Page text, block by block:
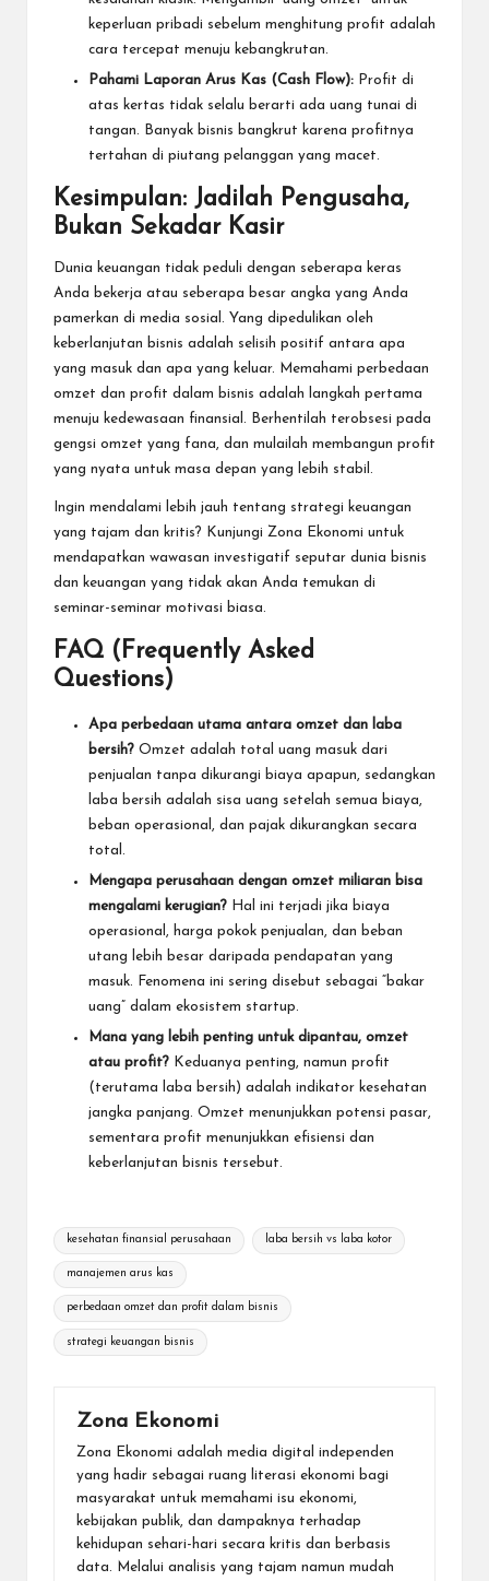
keperluan pribadi sebelum menghitung profit adalah
cara tercepat menuju kebangkrutan.
Pahami Laporan Arus Kas (Cash Flow): Profit di
atas kertas tidak selalu berarti ada uang tunai di
tangan. Banyak bisnis bangkrut karena profitnya
tertahan di piutang pelanggan yang macet.
Kesimpulan: Jadilah Pengusaha,
Bukan Sekadar Kasir
Dunia keuangan tidak peduli dengan seberapa keras
Anda bekerja atau seberapa besar angka yang Anda
pamerkan di media sosial. Yang dipedulikan oleh
keberlanjutan bisnis adalah selisih positif antara apa
yang masuk dan apa yang keluar. Memahami perbedaan
omzet dan profit dalam bisnis adalah langkah pertama
menuju kedewasaan finansial. Berhentilah terobsesi pada
gengsi omzet yang fana, dan mulailah membangun profit
yang nyata untuk masa depan yang lebih stabil.
Ingin mendalami lebih jauh tentang strategi keuangan
yang tajam dan kritis? Kunjungi Zona Ekonomi untuk
mendapatkan wawasan investigatif seputar dunia bisnis
dan keuangan yang tidak akan Anda temukan di
seminar-seminar motivasi biasa.
FAQ (Frequently Asked
Questions)
Apa perbedaan utama antara omzet dan laba
bersih? Omzet adalah total uang masuk dari
penjualan tanpa dikurangi biaya apapun, sedangkan
laba bersih adalah sisa uang setelah semua biaya,
beban operasional, dan pajak dikurangkan secara
total.
Mengapa perusahaan dengan omzet miliaran bisa
mengalami kerugian? Hal ini terjadi jika biaya
operasional, harga pokok penjualan, dan beban
utang lebih besar daripada pendapatan yang
masuk. Fenomena ini sering disebut sebagai “bakar
uang” dalam ekosistem startup.
Mana yang lebih penting untuk dipantau, omzet
atau profit? Keduanya penting, namun profit
(terutama laba bersih) adalah indikator kesehatan
jangka panjang. Omzet menunjukkan potensi pasar,
sementara profit menunjukkan efisiensi dan
keberlanjutan bisnis tersebut.
Tags:
kesehatan finansial perusahaan laba bersih vs laba kotor
manajemen arus kas
perbedaan omzet dan profit dalam bisnis
strategi keuangan bisnis
Zona Ekonomi
Zona Ekonomi adalah media digital independen
yang hadir sebagai ruang literasi ekonomi bagi
masyarakat untuk memahami isu ekonomi,
kebijakan publik, dan dampaknya terhadap
kehidupan sehari-hari secara kritis dan berbasis
data. Melalui analisis yang tajam namun mudah